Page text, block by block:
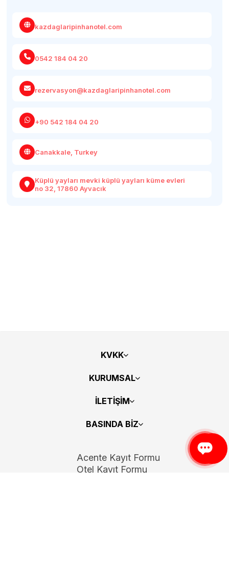
kazdaglaripinhanotel.com
0542 184 04 20
rezervasyon@kazdaglaripinhanotel.com
+90 542 184 04 20
Canakkale, Turkey
Küplü yayları mevki küplü yayları küme evleri
no 32, 17860 Ayvacık
KVKK
KURUMSAL
İLETİŞİM
BASINDA BİZ
Acente Kayıt Formu
Otel Kayıt Formu